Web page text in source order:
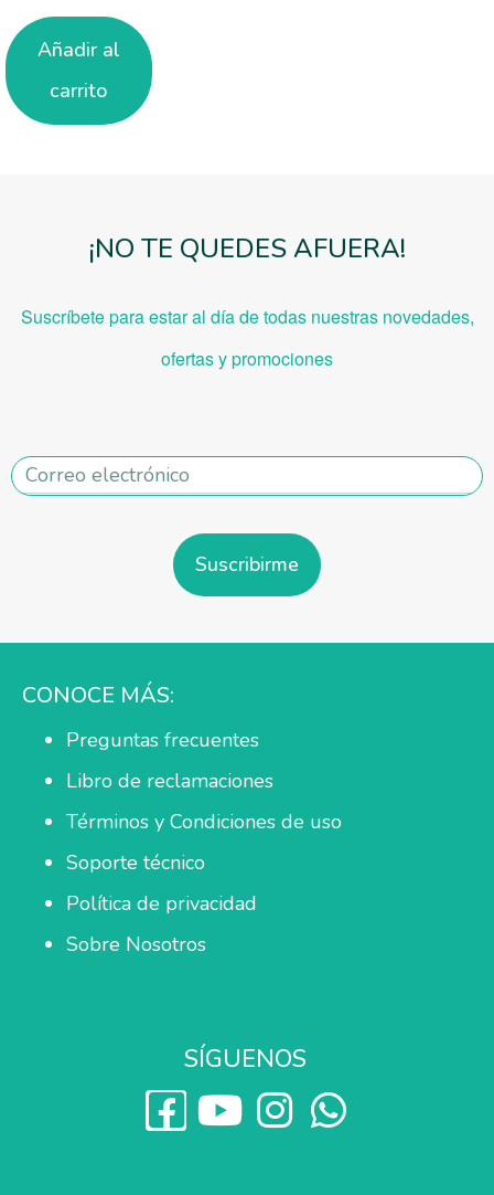
Añadir al
carrito
¡NO TE QUEDES AFUERA!
Suscríbete para estar al día de todas nuestras novedades,
ofertas y promociones
Suscribirme
CONOCE MÁS:
Preguntas frecuentes
Libro de reclamaciones
Términos y Condiciones de uso
Soporte técnico
Política de privacidad
Sobre Nosotros
SÍGUENOS